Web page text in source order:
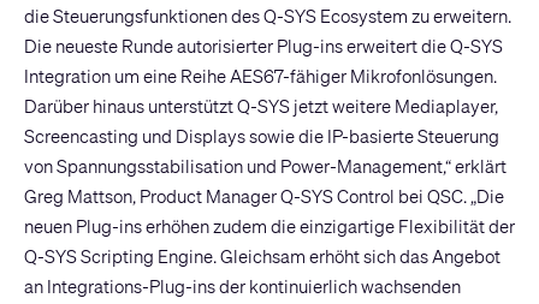
die Steuerungsfunktionen des Q-SYS Ecosystem zu erweitern.
Die neueste Runde autorisierter Plug-ins erweitert die Q-SYS
Integration um eine Reihe AES67-fähiger Mikrofonlösungen.
Darüber hinaus unterstützt Q-SYS jetzt weitere Mediaplayer,
Screencasting und Displays sowie die IP-basierte Steuerung
von Spannungsstabilisation und Power-Management,“ erklärt
Greg Mattson, Product Manager Q-SYS Control bei QSC. „Die
neuen Plug-ins erhöhen zudem die einzigartige Flexibilität der
Q-SYS Scripting Engine. Gleichsam erhöht sich das Angebot
an Integrations-Plug-ins der kontinuierlich wachsenden